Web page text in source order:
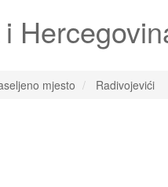
mjesto Radivojevići